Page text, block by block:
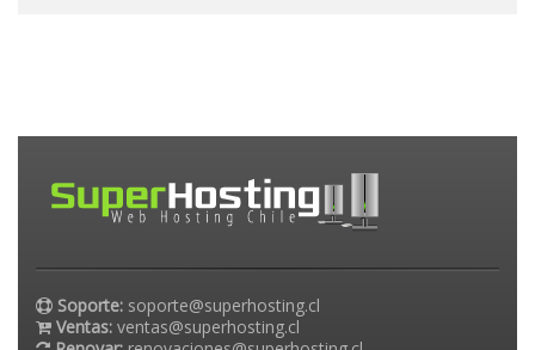
Que son los scripts
Mensaje Your email requires verification verify
Propagación DNS
Soporte: soporte@superhosting.cl
Ventas: ventas@superhosting.cl